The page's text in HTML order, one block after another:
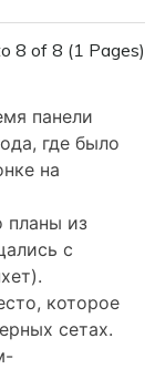
8 of 8 (1 Pages)
панели
где было
на
планы из
с
которое
сетах.